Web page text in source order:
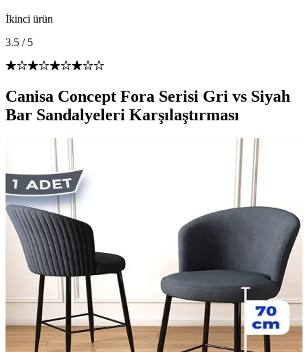
İkinci ürün
3.5 / 5
Canisa Concept Fora Serisi Gri vs Siyah
Bar Sandalyeleri Karşılaştırması